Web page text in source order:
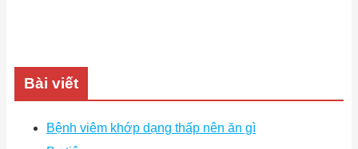
Bài viết
Bệnh viêm khớp dạng thấp nên ăn gì